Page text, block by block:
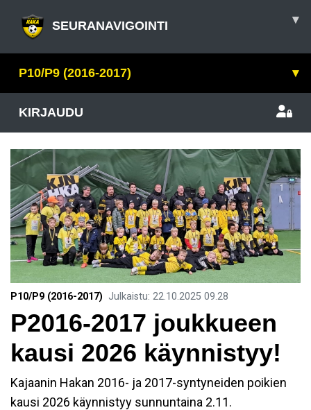
SEURANAVIGOINTI ▾
P10/P9 (2016-2017) ▾
KIRJAUDU
P10/P9 (2016-2017) Julkaistu: 22.10.2025 09.28
P2016-2017 joukkueen
kausi 2026 käynnistyy!
Kajaanin Hakan 2016- ja 2017-syntyneiden poikien
kausi 2026 käynnistyy sunnuntaina 2.11.